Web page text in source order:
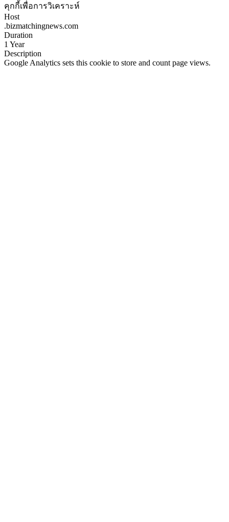
คุกกี้เพื่อการวิเคราะห์
Host
.bizmatchingnews.com
Duration
1 Year
Description
Google Analytics sets this cookie to store and count page views.